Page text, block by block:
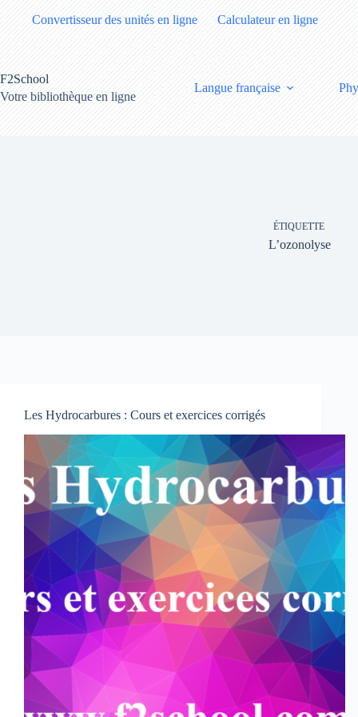
Convertisseur des unités en ligne Calculateur en ligne
F2School
Votre bibliothèque en ligne
Langue française
ÉTIQUETTE
L’ozonolyse
Les Hydrocarbures : Cours et exercices corrigés